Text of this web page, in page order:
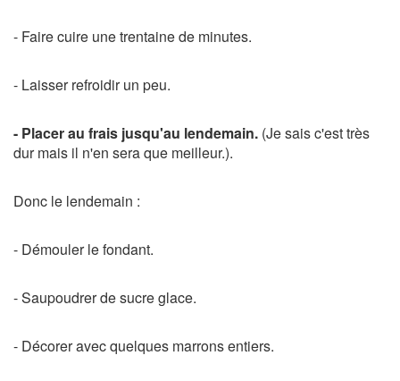
- Faire cuire une trentaine de minutes.
- Laisser refroidir un peu.
- Placer au frais jusqu'au lendemain. (Je sais c'est très
dur mais il n'en sera que meilleur.).
Donc le lendemain :
- Démouler le fondant.
- Saupoudrer de sucre glace.
- Décorer avec quelques marrons entiers.